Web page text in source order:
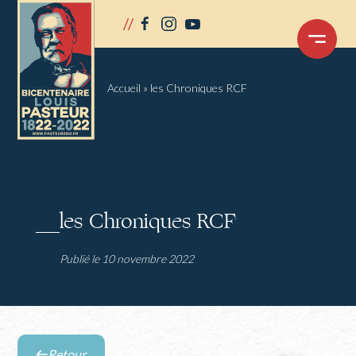
// facebook
instagram
youtube
OUVRIR
MENU
Accueil » les Chroniques RCF
les Chroniques RCF
Publié le 10 novembre 2022
Panneau de gestion des cookies